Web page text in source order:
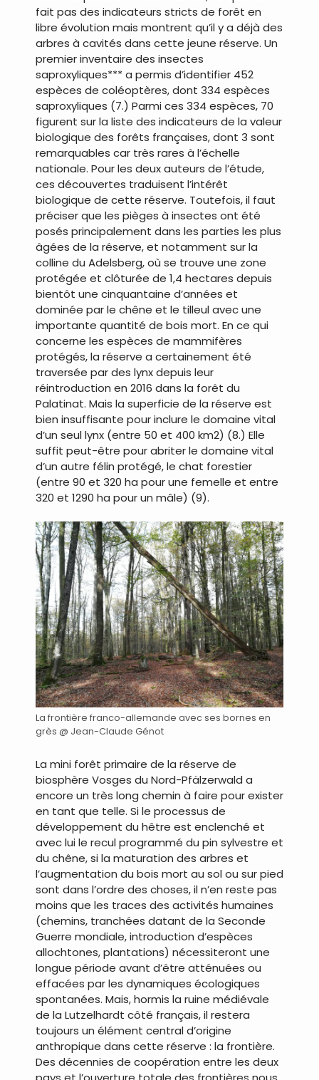
fait pas des indicateurs stricts de forêt en
libre évolution mais montrent qu’il y a déjà des
arbres à cavités dans cette jeune réserve. Un
premier inventaire des insectes
saproxyliques*** a permis d’identifier 452
espèces de coléoptères, dont 334 espèces
saproxyliques (7.) Parmi ces 334 espèces, 70
figurent sur la liste des indicateurs de la valeur
biologique des forêts françaises, dont 3 sont
remarquables car très rares à l’échelle
nationale. Pour les deux auteurs de l’étude,
ces découvertes traduisent l’intérêt
biologique de cette réserve. Toutefois, il faut
préciser que les pièges à insectes ont été
posés principalement dans les parties les plus
âgées de la réserve, et notamment sur la
colline du Adelsberg, où se trouve une zone
protégée et clôturée de 1,4 hectares depuis
bientôt une cinquantaine d’années et
dominée par le chêne et le tilleul avec une
importante quantité de bois mort. En ce qui
concerne les espèces de mammifères
protégés, la réserve a certainement été
traversée par des lynx depuis leur
réintroduction en 2016 dans la forêt du
Palatinat. Mais la superficie de la réserve est
bien insuffisante pour inclure le domaine vital
d’un seul lynx (entre 50 et 400 km2) (8.) Elle
suffit peut-être pour abriter le domaine vital
d’un autre félin protégé, le chat forestier
(entre 90 et 320 ha pour une femelle et entre
320 et 1290 ha pour un mâle) (9).
La frontière franco-allemande avec ses bornes en
grès @ Jean-Claude Génot
La mini forêt primaire de la réserve de
biosphère Vosges du Nord-Pfälzerwald a
encore un très long chemin à faire pour exister
en tant que telle. Si le processus de
développement du hêtre est enclenché et
avec lui le recul programmé du pin sylvestre et
du chêne, si la maturation des arbres et
l’augmentation du bois mort au sol ou sur pied
sont dans l’ordre des choses, il n’en reste pas
moins que les traces des activités humaines
(chemins, tranchées datant de la Seconde
Guerre mondiale, introduction d’espèces
allochtones, plantations) nécessiteront une
longue période avant d’être atténuées ou
effacées par les dynamiques écologiques
spontanées. Mais, hormis la ruine médiévale
de la Lutzelhardt côté français, il restera
toujours un élément central d’origine
anthropique dans cette réserve : la frontière.
Des décennies de coopération entre les deux